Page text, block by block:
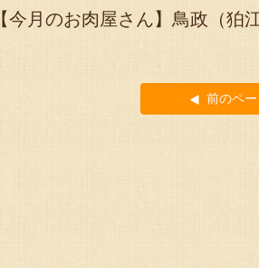
【今月のお肉屋さん】鳥政（狛
前のペ